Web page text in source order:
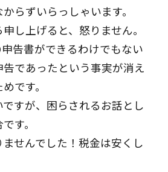
らずいらっしゃいます。
し上げると、怒りません。
告書ができるわけでもない
であったという事実が消え
です。
すが、困らされるお話とし
す。
ませんでした！税金は安くし